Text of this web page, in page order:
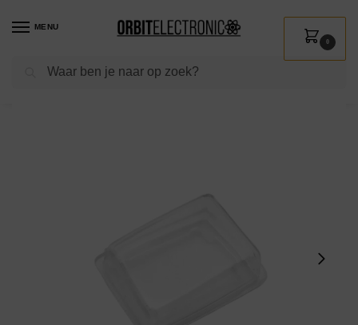
MENU
Zoeken
0
Shop / Installatie Schakelmateriaal